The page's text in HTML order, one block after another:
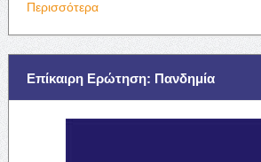
Περισσότερα
Επίκαιρη Ερώτηση: Πανδημία